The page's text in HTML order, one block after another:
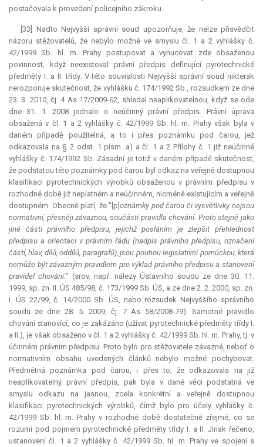
postačovala k provedení policejního zákroku.
[33] Nadto Nejvyšší správní soud upozorňuje, že nelze přisvědčit
názoru stěžovatelů, že nebylo možné ve smyslu čl. 1 a 2 vyhlášky č.
42/1999 Sb. hl. m. Prahy postupovat a vynucovat zde obsaženou
povinnost, když neexistoval právní předpis definující pyrotechnické
předměty I. a II. třídy. V této souvislosti Nejvyšší správní soud nikterak
nerozporuje skutečnost, že vyhlášku č. 174/1992 Sb., rozsudkem ze dne
23. 3. 2010, čj. 4 As 17/2009-62, shledal neaplikovatelnou, když se ode
dne 31. 1. 2008 jednalo o neúčinný právní předpis. Právní úprava
obsažená v čl. 1 a 2 vyhlášky č. 42/1999 Sb. hl. m. Prahy však byla v
daném případě použitelná, a to i přes poznámku pod čarou, jež
odkazovala na § 2 odst. 1 písm. a) a čl. 1 a 2 Přílohy č. 1 již neúčinné
vyhlášky č. 174/1992 Sb. Zásadní je totiž v daném případě skutečnost,
že podstatou této poznámky pod čarou byl odkaz na veřejně dostupnou
klasifikaci pyrotechnických výrobků obsaženou v právním předpisu v
rozhodné době již neplatném a neúčinném, nicméně existujícím a veřejně
dostupném. Obecně platí, že "[p]oznámky pod čarou či vysvětlivky nejsou
normativní, přesněji závaznou, součástí pravidla chování. Proto stejně jako
jiné části právního předpisu, jejichž posláním je zlepšit přehlednost
předpisu a orientaci v právním řádu (nadpis právního předpisu, označení
částí, hlav, dílů, oddílů, paragrafů), jsou pouhou legislativní pomůckou, která
nemůže být závazným pravidlem pro výklad právního předpisu a stanovení
pravidel chování." (srov. např. nálezy Ústavního soudu ze dne 30. 11.
1999, sp. zn. II. ÚS 485/98, č. 173/1999 Sb. ÚS, a ze dne 2. 2. 2000, sp. zn.
I. ÚS 22/99, č. 14/2000 Sb. ÚS, nebo rozsudek Nejvyššího správního
soudu ze dne 28. 5. 2009, čj. 7 As 58/2008-79). Samotné pravidlo
chování stanovící, co je zakázáno (užívat pyrotechnické předměty třídy I.
a II.), je však obsaženo v čl. 1 a 2 vyhlášky č. 42/1999 Sb. hl. m. Prahy, tj. v
účinném právním předpisu. Proto bylo pro stěžovatele závazné, neboť o
normativním obsahu uvedených článků nebylo možné pochybovat.
Předmětná poznámka pod čarou, i přes to, že odkazovala na již
neaplikovatelný právní předpis, pak byla v dané věci podstatná ve
smyslu odkazu na jasnou, zcela konkrétní a veřejně dostupnou
klasifikaci pyrotechnických výrobků, čímž bylo pro účely vyhlášky č.
42/1999 Sb. hl. m. Prahy v rozhodné době dostatečně zřejmé, co se
rozumí pod pojmem pyrotechnické předměty třídy I. a II. Jinak řečeno,
ustanovení čl. 1 a 2 vyhlášky č. 42/1999 Sb. hl. m. Prahy ve spojení s